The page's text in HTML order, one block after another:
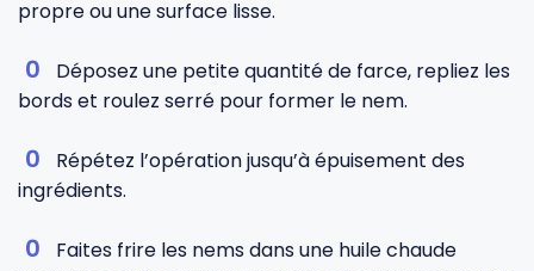
propre ou une surface lisse.
Déposez une petite quantité de farce, repliez les
bords et roulez serré pour former le nem.
Répétez l’opération jusqu’à épuisement des
ingrédients.
Faites frire les nems dans une huile chaude